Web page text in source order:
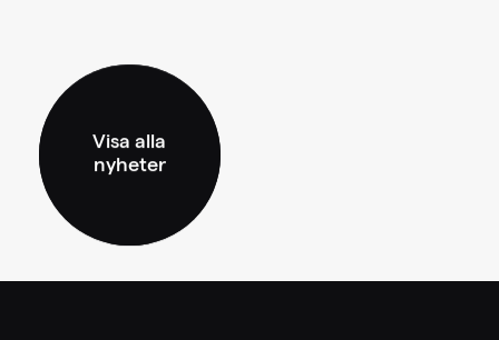
Visa alla
nyheter